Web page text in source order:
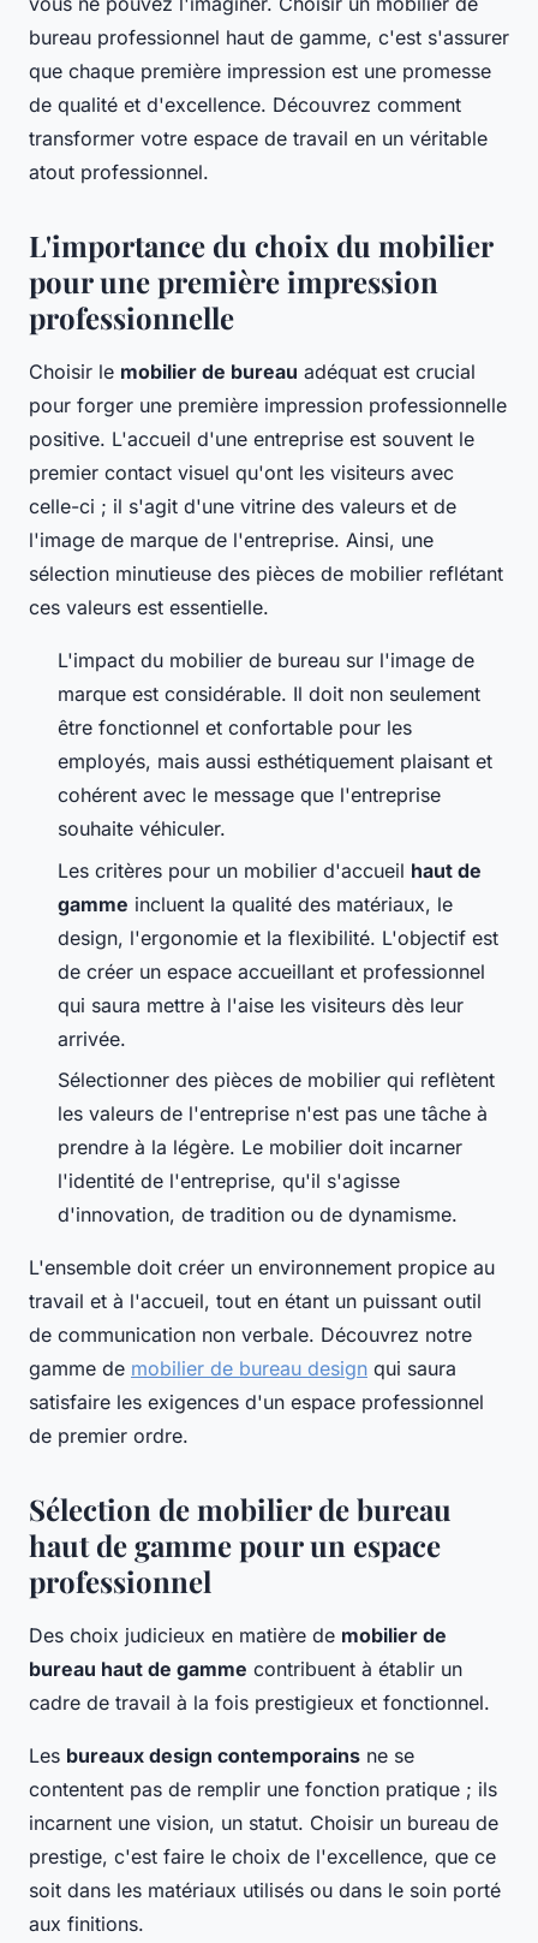
bureau professionnel haut de gamme, c'est s'assurer
que chaque première impression est une promesse
de qualité et d'excellence. Découvrez comment
transformer votre espace de travail en un véritable
atout professionnel.
L'importance du choix du mobilier
pour une première impression
professionnelle
Choisir le mobilier de bureau adéquat est crucial
pour forger une première impression professionnelle
positive. L'accueil d'une entreprise est souvent le
premier contact visuel qu'ont les visiteurs avec
celle-ci ; il s'agit d'une vitrine des valeurs et de
l'image de marque de l'entreprise. Ainsi, une
sélection minutieuse des pièces de mobilier reflétant
ces valeurs est essentielle.
L'impact du mobilier de bureau sur l'image de
marque est considérable. Il doit non seulement
être fonctionnel et confortable pour les
employés, mais aussi esthétiquement plaisant et
cohérent avec le message que l'entreprise
souhaite véhiculer.
Les critères pour un mobilier d'accueil haut de
gamme incluent la qualité des matériaux, le
design, l'ergonomie et la flexibilité. L'objectif est
de créer un espace accueillant et professionnel
qui saura mettre à l'aise les visiteurs dès leur
arrivée.
Sélectionner des pièces de mobilier qui reflètent
les valeurs de l'entreprise n'est pas une tâche à
prendre à la légère. Le mobilier doit incarner
l'identité de l'entreprise, qu'il s'agisse
d'innovation, de tradition ou de dynamisme.
L'ensemble doit créer un environnement propice au
travail et à l'accueil, tout en étant un puissant outil
de communication non verbale. Découvrez notre
gamme de mobilier de bureau design qui saura
satisfaire les exigences d'un espace professionnel
de premier ordre.
Sélection de mobilier de bureau
haut de gamme pour un espace
professionnel
Des choix judicieux en matière de mobilier de
bureau haut de gamme contribuent à établir un
cadre de travail à la fois prestigieux et fonctionnel.
Les bureaux design contemporains ne se
contentent pas de remplir une fonction pratique ; ils
incarnent une vision, un statut. Choisir un bureau de
prestige, c'est faire le choix de l'excellence, que ce
soit dans les matériaux utilisés ou dans le soin porté
aux finitions.